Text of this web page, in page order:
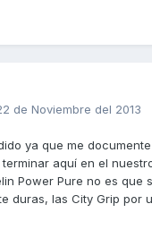
de Noviembre del 2013
ya que me
aquí en el
Power Pure no es que
duras, las City Grip por